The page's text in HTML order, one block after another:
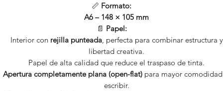
📏 Formato:
A6 – 148 × 105 mm
📄 Papel:
Interior con rejilla punteada, perfecta para combinar estructura y
libertad creativa.
Papel de alta calidad que reduce el traspaso de tinta.
Apertura completamente plana (open-flat)para mayor
escribir.